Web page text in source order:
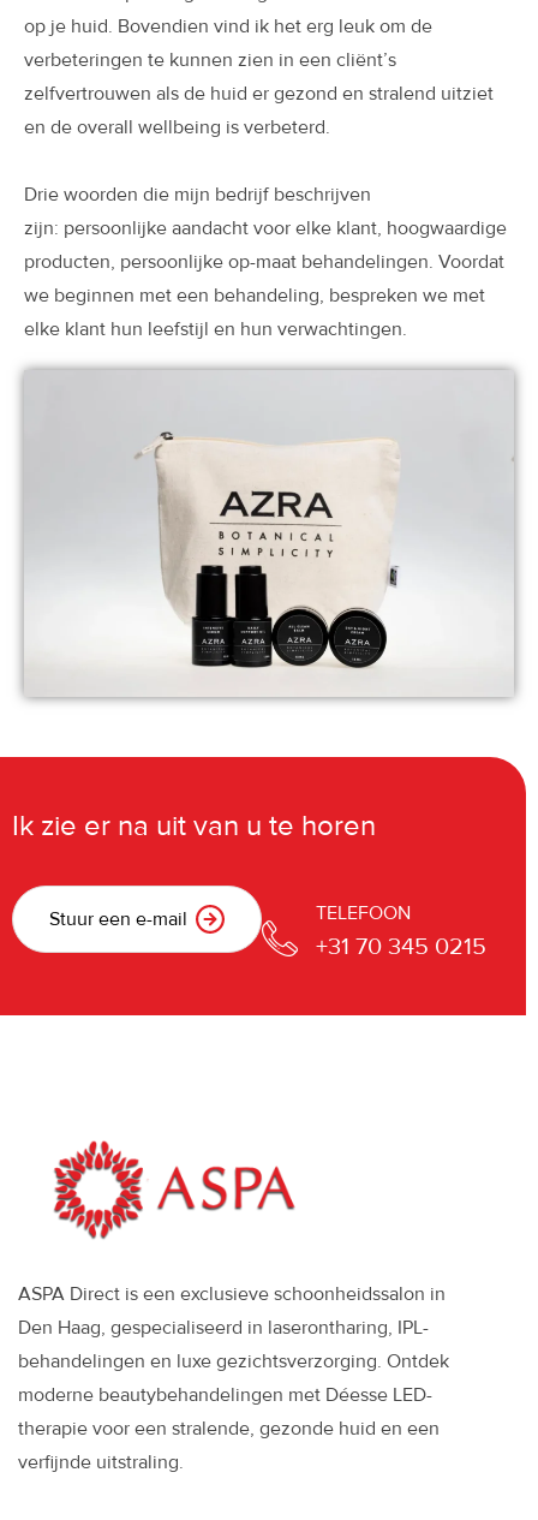
op je huid. Bovendien vind ik het erg leuk om de
verbeteringen te kunnen zien in een cliënt’s
zelfvertrouwen als de huid er gezond en stralend uitziet
en de overall wellbeing is verbeterd.
Drie woorden die mijn bedrijf beschrijven
zijn: persoonlijke aandacht voor elke klant, hoogwaardige
producten, persoonlijke op-maat behandelingen. Voordat
we beginnen met een behandeling, bespreken we met
elke klant hun leefstijl en hun verwachtingen.
Ik zie er na uit van u te horen
Stuur een e-mail TELEFOON
+31 70 345 0215
ASPA Direct is een exclusieve schoonheidssalon in
Den Haag, gespecialiseerd in laserontharing, IPL-
behandelingen en luxe gezichtsverzorging. Ontdek
moderne beautybehandelingen met Déesse LED-
therapie voor een stralende, gezonde huid en een
verfijnde uitstraling.